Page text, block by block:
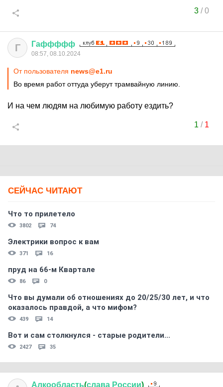
3/0
Г Гаффффф
08:57, 08.10.2024
От пользователя news@e1.ru
Во время работ оттуда уберут трамвайную линию.
И на чем людям на любимую работу ездить?
1 / 1
СЕЙЧАС ЧИТАЮТ
Что то прилетело
3802 74
Электрики вопрос к вам
371 16
пруд на 66-м Квартале
86 0
Что вы думали об отношениях до 20/25/30 лет, и что
оказалось правдой, а что мифом?
439 14
Вот и сам столкнулся - старые родители...
2427 35
Алкообласть(слава России)